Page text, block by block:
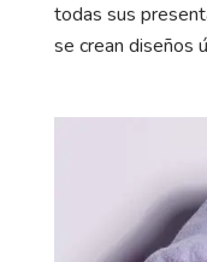
todas sus
se crean diseños